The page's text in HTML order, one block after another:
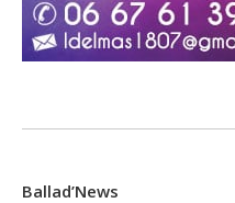
Ballad’News